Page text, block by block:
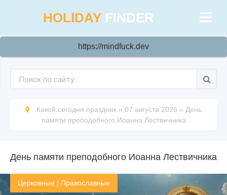
HOLIDAY FINDER
https://mindfuck.dev
Какой сегодня праздник » 07 августа 2026 » День
памяти преподобного Иоанна Лествичника
День памяти преподобного Иоанна Лествичника
Церковные | Православные